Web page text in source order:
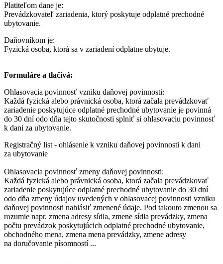
Platiteľom dane je:
Prevádzkovateľ zariadenia, ktorý poskytuje odplatné prechodné
ubytovanie.
Daňovníkom je:
Fyzická osoba, ktorá sa v zariadení odplatne ubytuje.
Formuláre a tlačivá:
Ohlasovacia povinnosť vzniku daňovej povinnosti:
Každá fyzická alebo právnická osoba, ktorá začala prevádzkovať
zariadenie poskytujúce odplatné prechodné ubytovanie je povinná
do 30 dní odo dňa tejto skutočnosti splniť si ohlasovaciu povinnosť
k dani za ubytovanie.
Registračný list - ohlásenie k vzniku daňovej povinnosti k dani
za ubytovanie
Ohlasovacia povinnosť zmeny daňovej povinnosti:
Každá fyzická alebo právnická osoba, ktorá začala prevádzkovať
zariadenie poskytujúce odplatné prechodné ubytovanie do 30 dní
odo dňa zmeny údajov uvedených v ohlasovacej povinnosti vzniku
daňovej povinnosti nahlásiť zmenené údaje. Pod takouto zmenou sa
rozumie napr. zmena adresy sídla, zmene sídla prevádzky, zmena
počtu prevádzok poskytujúcich odplatné prechodné ubytovanie,
obchodného mena, zmena mena prevádzky, zmene adresy
na doručovanie písomností ...